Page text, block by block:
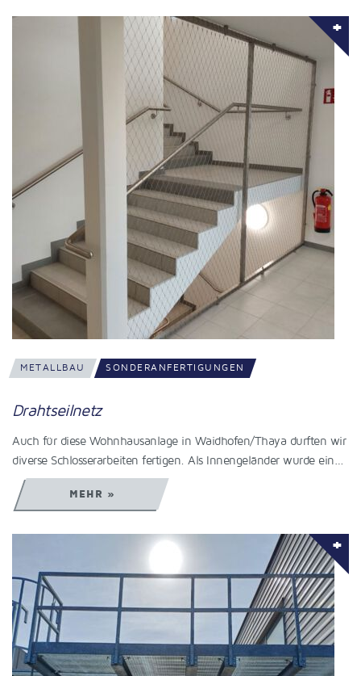
METALLBAU SONDERANFERTIGUNGEN
Drahtseilnetz
Auch für diese Wohnhausanlage in Waidhofen/Thaya durften wir
diverse Schlosserarbeiten fertigen. Als Innengeländer wurde ein…
MEHR »